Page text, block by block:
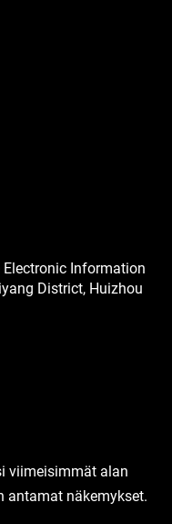
Information
District, Huizhou
viimeisimmät alan
antamat näkemykset.